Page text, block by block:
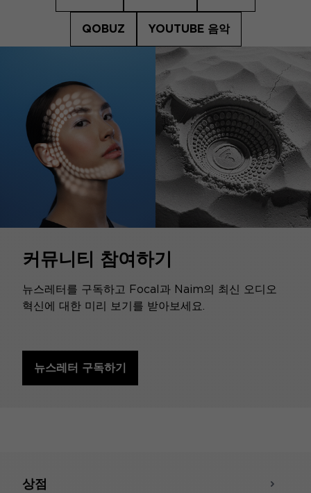
QOBUZ YOUTUBE 음악
커뮤니티 참여하기
뉴스레터를 구독하고 Focal과 Naim의 최신 오디오
혁신에 대한 미리 보기를 받아보세요.
뉴스레터 구독하기
상점